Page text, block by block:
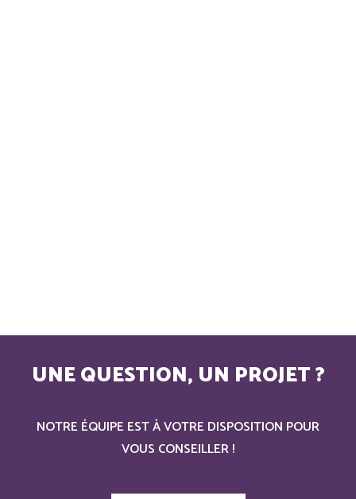
UNE QUESTION, UN PROJET ?
NOTRE ÉQUIPE EST À VOTRE DISPOSITION POUR
VOUS CONSEILLER !